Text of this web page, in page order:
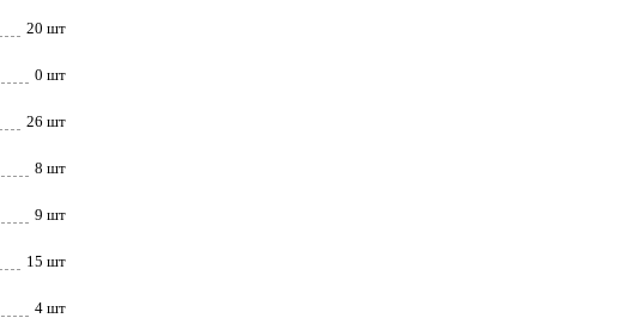
20 шт
0 шт
26 шт
8 шт
9 шт
15 шт
4 шт